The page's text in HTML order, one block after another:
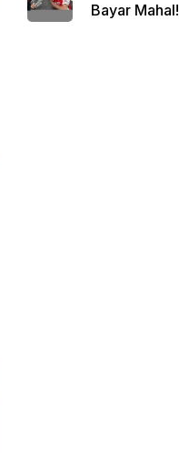
Bayar Mahal!